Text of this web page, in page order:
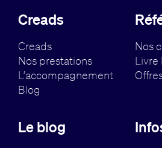
Creads
Creads
Nos prestations
L’accompagnement
Blog
Nos
Livre
Le blog